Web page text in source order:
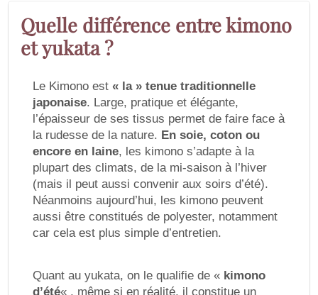
Quelle différence entre kimono
et yukata ?
Le Kimono est « la » tenue traditionnelle
japonaise. Large, pratique et élégante,
l’épaisseur de ses tissus permet de faire face à
la rudesse de la nature. En soie, coton ou
encore en laine, les kimono s’adapte à la
plupart des climats, de la mi-saison à l’hiver
(mais il peut aussi convenir aux soirs d’été).
Néanmoins aujourd’hui, les kimono peuvent
aussi être constitués de polyester, notamment
car cela est plus simple d’entretien.
Quant au yukata, on le qualifie de « kimono
d’été« , même si en réalité, il constitue un